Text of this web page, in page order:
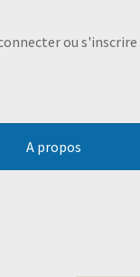
ou s'inscrire
A propos